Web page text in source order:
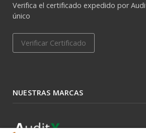
Verifica el certificado expedido por
único
Verificar Certificado
NUESTRAS MARCAS